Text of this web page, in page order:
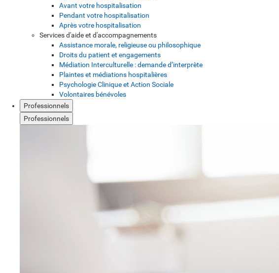
Avant votre hospitalisation
Pendant votre hospitalisation
Après votre hospitalisation
Services d'aide et d'accompagnements
Assistance morale, religieuse ou philosophique
Droits du patient et engagements
Médiation Interculturelle : demande d’interprète
Plaintes et médiations hospitalières
Psychologie Clinique et Action Sociale
Volontaires bénévoles
Professionnels
Professionnels